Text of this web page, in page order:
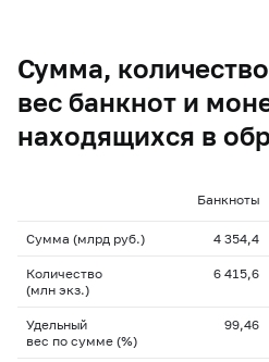
Сумма,
вес банкнот и
находящихся в
Банкноты
Сумма (млрд руб.) 4 354,4
Количество
(млн экз.)
6 415,6
Удельный
вес по сумме (%)
99,46